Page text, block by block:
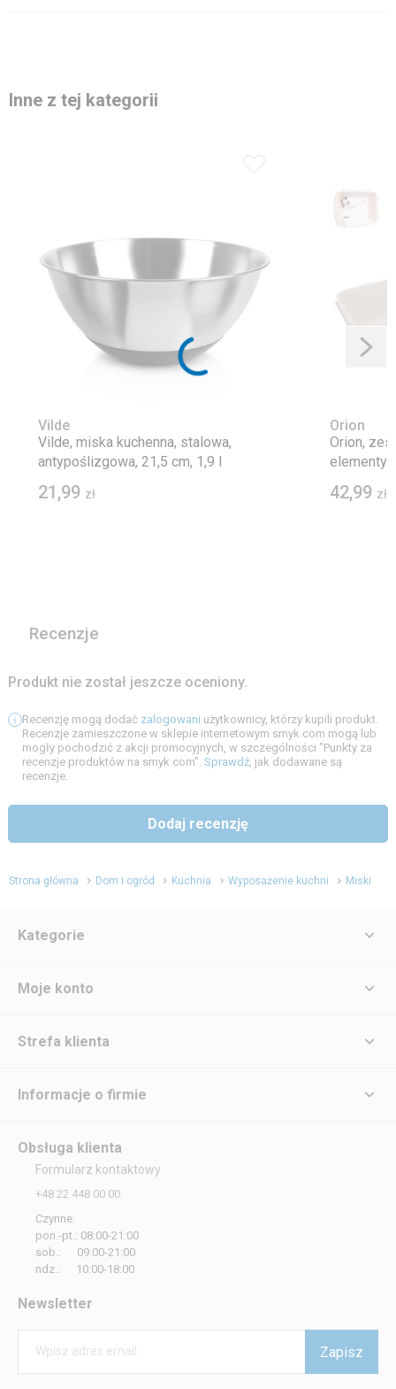
Inne z tej kategorii
Vilde
Vilde, miska kuchenna, stalowa,
antypoślizgowa, 21,5 cm, 1,9 l
21,99 zł
Orion
Orion,
elementy
42,99 zł
Recenzje
Produkt nie został jeszcze oceniony.
Recenzję mogą dodać zalogowani użytkownicy, którzy kupili produkt.
Recenzje zamieszczone w sklepie internetowym smyk.com mogą lub
mogły pochodzić z akcji promocyjnych, w szczególności "Punkty za
recenzje produktów na smyk.com". Sprawdź, jak dodawane są
recenzje.
Dodaj recenzję
Strona główna Dom i ogród Kuchnia Wyposażenie kuchni Miski
Kategorie
Moje konto
Strefa klienta
Informacje o firmie
Obsługa klienta
Formularz kontaktowy
+48 22 448 00 00
Czynne:
pon.-pt.: 08:00-21:00
sob.: 09:00-21:00
ndz.: 10:00-18:00
Newsletter
Wpisz adres email Zapisz